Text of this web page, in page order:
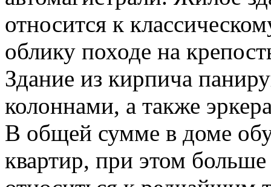
относится к
облику походе на
Здание из кирпича
колоннами, а также
В общей сумме в доме
квартир, при этом